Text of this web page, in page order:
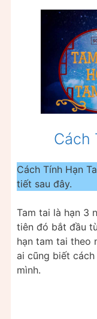
Cách
Cách Tính Hạn
tiết sau đây.
Tam tai là hạn 3
tiên đó bắt đầu
hạn tam tai theo
ai cũng biết
mình.